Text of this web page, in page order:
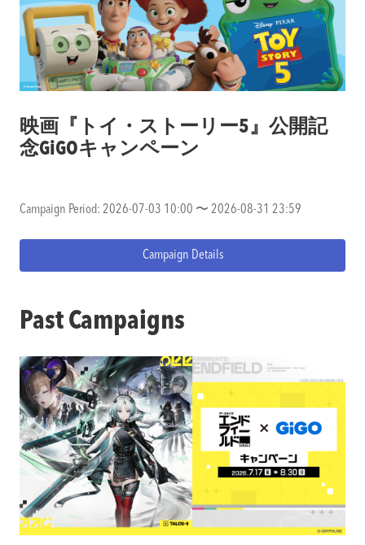
映画『トイ・ストーリー5』公開記
念GiGOキャンペーン
Campaign Period: 2026-07-03 10:00 〜 2026-08-31 23:59
Campaign Details
Past Campaigns